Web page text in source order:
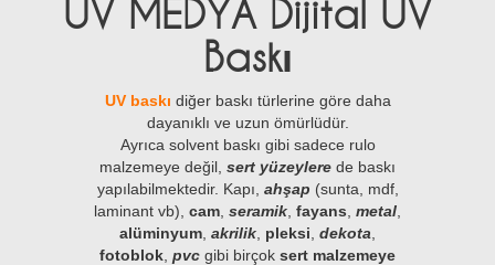
UV MEDYA Dijital UV
Baskı
UV baskı diğer baskı türlerine göre daha
dayanıklı ve uzun ömürlüdür.
Ayrıca solvent baskı gibi sadece rulo
malzemeye değil, sert yüzeylere de baskı
yapılabilmektedir. Kapı, ahşap (sunta, mdf,
laminant vb), cam seramik fayans metal
alüminyum akrilik pleksi dekota
fotoblok pvc gibi birçok sert malzemeye